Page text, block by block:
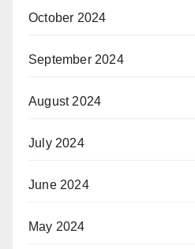
October 2024
September 2024
August 2024
July 2024
June 2024
May 2024